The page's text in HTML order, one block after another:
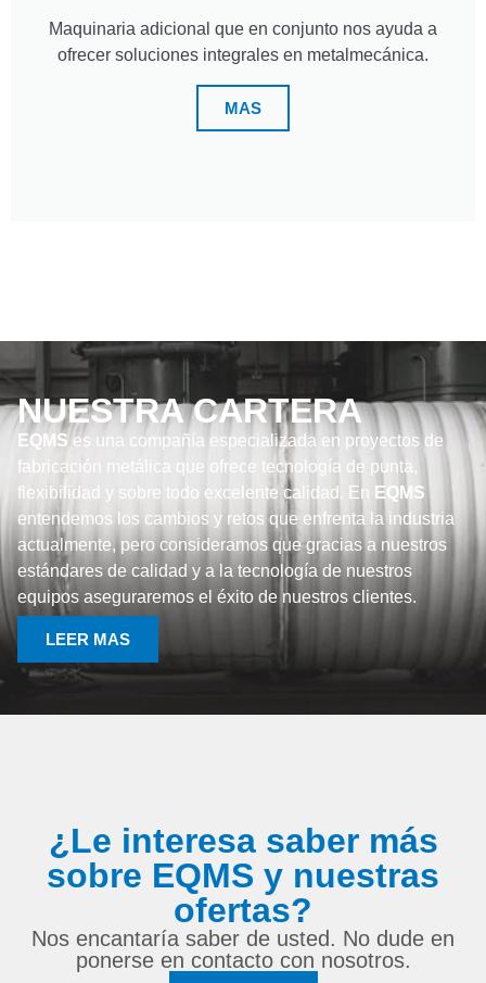
Maquinaria adicional que en conjunto nos ayuda a
ofrecer soluciones integrales en metalmecánica.
MAS
NUESTRA CARTERA
EQMS es una compañía especializada en proyectos de
fabricación metálica que ofrece tecnología de punta,
flexibilidad y sobre todo excelente calidad. En EQMS
entendemos los cambios y retos que enfrenta la industria
actualmente, pero consideramos que gracias a nuestros
estándares de calidad y a la tecnología de nuestros
equipos aseguraremos el éxito de nuestros clientes.
LEER MAS
¿Le interesa saber más
sobre EQMS y nuestras
ofertas?
Nos encantaría saber de usted. No dude en
ponerse en contacto con nosotros.